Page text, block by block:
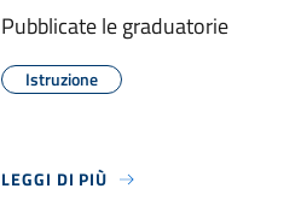
Pubblicate le graduatorie
Istruzione
LEGGI DI PIÙ